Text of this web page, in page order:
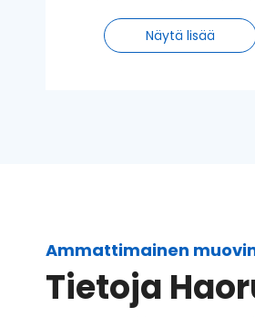
kivennäisvesipullot, cola-
muovipullot, jotka on
Näytä lisää
Ammattimainen
Tietoja